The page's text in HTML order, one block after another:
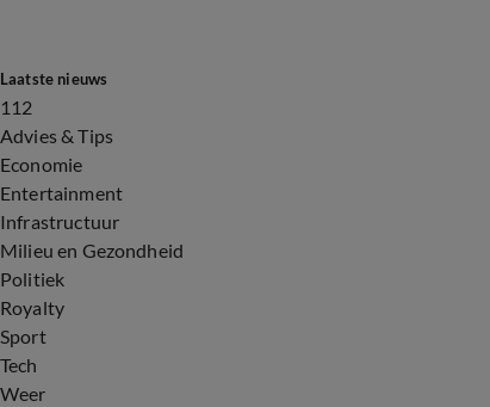
Laatste nieuws
112
Advies & Tips
Economie
Entertainment
Infrastructuur
Milieu en Gezondheid
Politiek
Royalty
Sport
Tech
Weer